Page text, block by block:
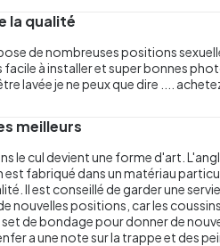
la qualité
de nombreuses positions
facile à installer et super bonnes
lavée je ne peux que dire ....
meilleurs
le cul devient une forme d'art.
fabriqué dans un matériau
Il est conseillé de garder une
nouvelles positions, car les
de bondage pour donner de
a une note sur la trappe et des